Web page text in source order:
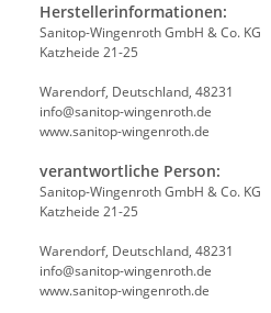
Herstellerinformationen:
Sanitop-Wingenroth GmbH & Co. KG
Katzheide 21-25
Warendorf, Deutschland, 48231
info@sanitop-wingenroth.de
www.sanitop-wingenroth.de
verantwortliche Person:
Sanitop-Wingenroth GmbH & Co. KG
Katzheide 21-25
Warendorf, Deutschland, 48231
info@sanitop-wingenroth.de
www.sanitop-wingenroth.de